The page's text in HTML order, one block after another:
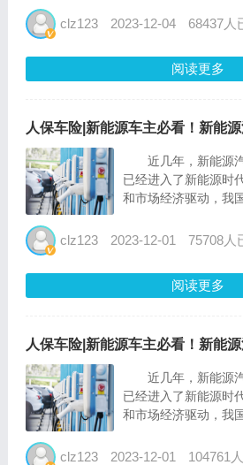
人或组织。 什么，
来说的话就是发生交
clz123 2023-12-04 68437人
阅读更多
人保车险|新能源车主必看！新能
近几年，新能源汽
已经进入了新能源时
和市场经济驱动，我
的发展也不甘落后，
今天我们就来解析新
clz123 2023-12-01 75708人
阅读更多
人保车险|新能源车主必看！新能
近几年，新能源汽
已经进入了新能源时
和市场经济驱动，我
的发展也不甘落后，
clz123 2023-12-01 104761